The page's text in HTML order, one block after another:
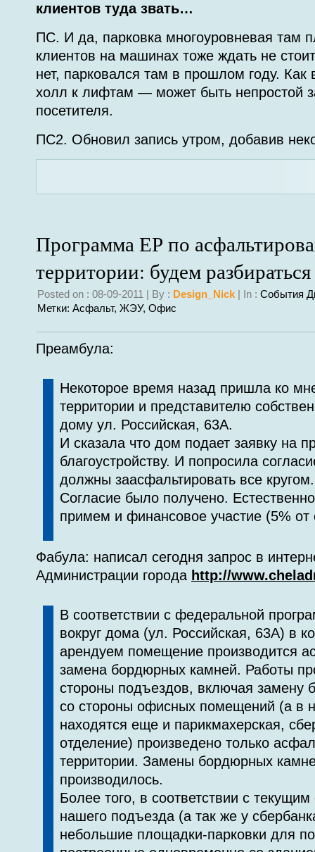
клиентов туда звать…
ПС. И да, парковка многоуровневая там
клиентов на машинах тоже ждать не
нет, парковался там в прошлом году. Как
холл к лифтам — может быть непростой
посетителя.
ПС2. Обновил запись утром, добавив
Программа ЕР по
территории: будем разбираться
Posted on : 08-09-2011 | By : Design_Nick | In : События
Метки: Асфальт, ЖЭУ, Офис
Преамбула:
Некоторое время назад пришла ко
территории и представителю
дому ул. Российская, 63А.
И сказала что дом подает заявку на
благоустройству. И попросила
должны заасфальтировать все кругом.
Согласие было получено.
примем и финансовое участие (5%
Фабула: написал сегодня запрос в
Администрации города http://
В соответствии с федеральной
вокруг дома (ул. Российская, 63А) в
арендуем помещение производится
замена бордюрных камней. Работы
стороны подъездов, включая замену
со стороны офисных помещений (а в
находятся еще и парикмахерская,
отделение) произведено только
территории. Замены бордюрных
производилось.
Более того, в соответствии с
нашего подъезда (а так же у
небольшие площадки-парковки для